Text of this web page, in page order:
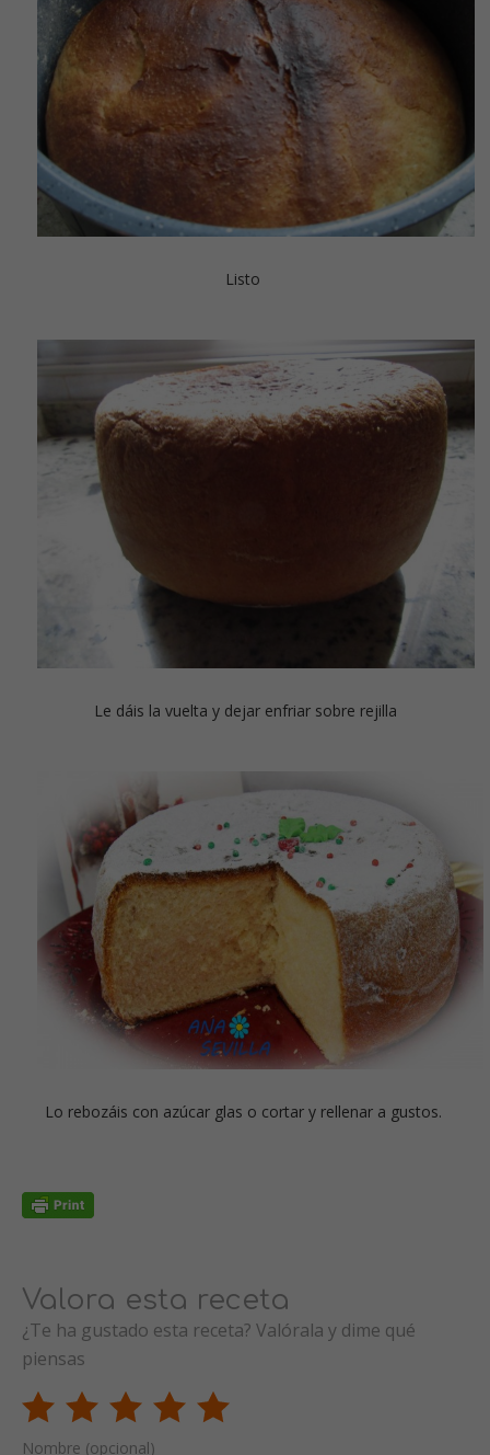
Listo
Le dáis la vuelta y dejar enfriar sobre rejilla
Lo rebozáis con azúcar glas o cortar y rellenar a gustos.
Valora esta receta
¿Te ha gustado esta receta? Valórala y dime qué
piensas
Nombre (opcional)